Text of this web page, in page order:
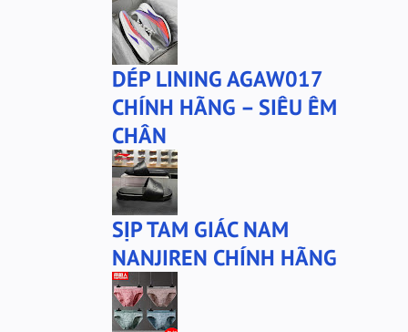
DÉP LINING AGAW017
CHÍNH HÃNG – SIÊU ÊM
CHÂN
SỊP TAM GIÁC NAM
NANJIREN CHÍNH HÃNG